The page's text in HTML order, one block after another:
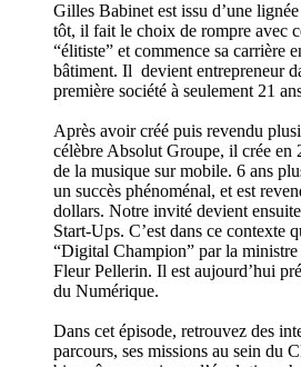
Gilles Babinet est issu d’une
tôt, il fait le choix de rompre avec
“élitiste” et commence sa carrière
bâtiment. Il devient entrepreneur
première société à seulement 21
Après avoir créé puis revendu
célèbre Absolut Groupe, il crée en
de la musique sur mobile. 6 ans
un succès phénoménal, et est
dollars. Notre invité devient
Start-Ups. C’est dans ce contexte
“Digital Champion” par la
Fleur Pellerin. Il est aujourd’hui
du Numérique.
Dans cet épisode, retrouvez des
parcours, ses missions au sein du